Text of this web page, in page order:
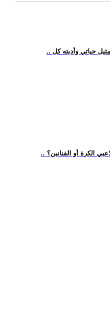
حياتي وأديته كل
الكرة أو الفنانين؟